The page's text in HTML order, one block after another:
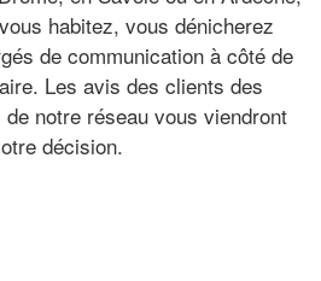
habitez, vous dénicherez
de communication à côté de
Les avis des clients des
notre réseau vous viendront
décision.